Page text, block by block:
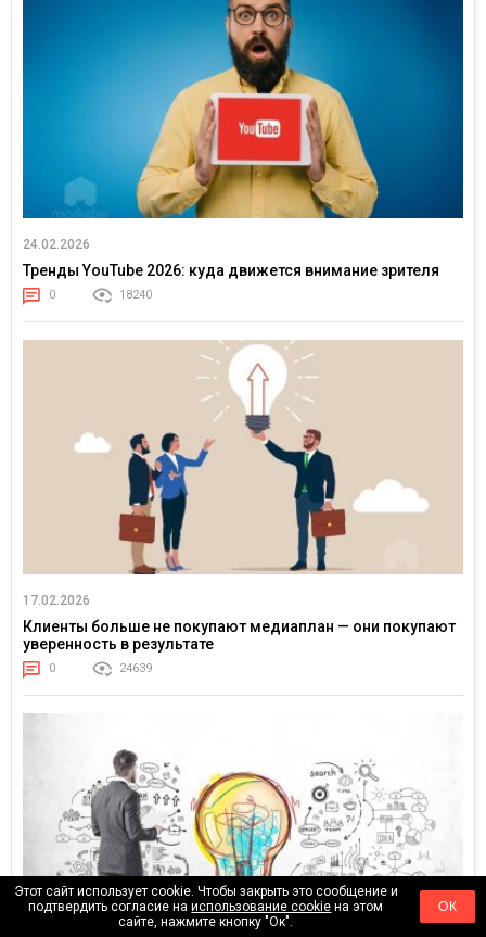
24.02.2026
Тренды YouTube 2026: куда движется внимание зрителя
0 18240
17.02.2026
Клиенты больше не покупают медиаплан — они покупают
уверенность в результате
0 24639
Этот сайт использует cookie. Чтобы закрыть это сообщение и
подтвердить согласие наиспользование cookie на этом
сайте, нажмите кнопку "Ок".
ОК